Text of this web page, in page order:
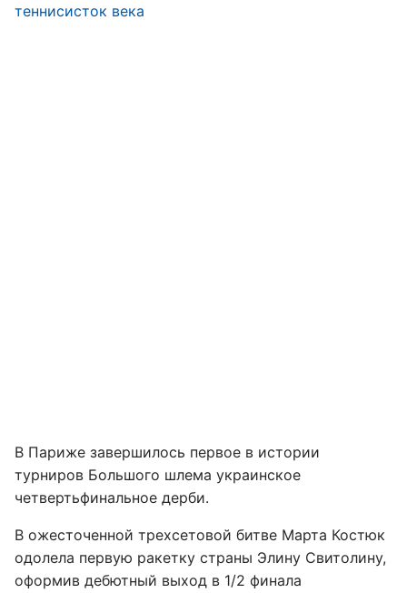
теннисисток века
В Париже завершилось первое в истории
турниров Большого шлема украинское
четвертьфинальное дерби.
В ожесточенной трехсетовой битве Марта Костюк
одолела первую ракетку страны Элину Свитолину,
оформив дебютный выход в 1/2 финала